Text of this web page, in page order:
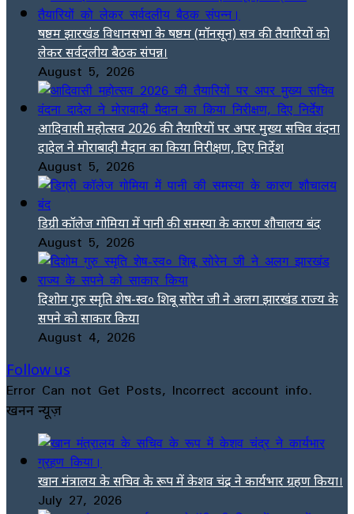
षष्ठम झारखंड विधानसभा के षष्ठम (मॉनसून) सत्र की तैयारियों को
लेकर सर्वदलीय बैठक संपन्न।
August 5, 2026
आदिवासी महोत्सव 2026 की तैयारियों पर अपर मुख्य सचिव वंदना
दादेल ने मोराबादी मैदान का किया निरीक्षण, दिए निर्देश
August 5, 2026
डिग्री कॉलेज गोमिया में पानी की समस्या के कारण शौचालय बंद
August 5, 2026
दिशोम गुरु स्मृति शेष-स्व० शिबू सोरेन जी ने अलग झारखंड राज्य के
सपने को साकार किया
August 4, 2026
Follow us
Error Can not Get Posts, Incorrect account info.
खनन न्यूज़
खान मंत्रालय के सचिव के रूप में केशव चंद्र ने कार्यभार ग्रहण किया।
July 27, 2026